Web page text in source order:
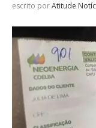
escrito porAtitude